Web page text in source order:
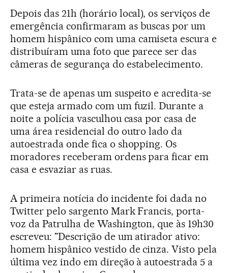
Depois das 21h (horário local), os serviços de
emergência confirmaram as buscas por um
homem hispânico com uma camiseta escura e
distribuíram uma foto que parece ser das
câmeras de segurança do estabelecimento.
Trata-se de apenas um suspeito e acredita-se
que esteja armado com um fuzil. Durante a
noite a polícia vasculhou casa por casa de
uma área residencial do outro lado da
autoestrada onde fica o shopping. Os
moradores receberam ordens para ficar em
casa e esvaziar as ruas.
A primeira notícia do incidente foi dada no
Twitter pelo sargento Mark Francis, porta-
voz da Patrulha de Washington, que às 19h30
escreveu: "Descrição de um atirador ativo:
homem hispânico vestido de cinza. Visto pela
última vez indo em direção à autoestrada 5 a